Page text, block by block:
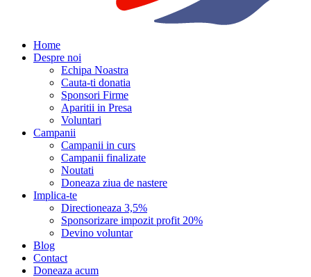
Home
Despre noi
Echipa Noastra
Cauta-ti donatia
Sponsori Firme
Aparitii in Presa
Voluntari
Campanii
Campanii in curs
Campanii finalizate
Noutati
Doneaza ziua de nastere
Implica-te
Directioneaza 3,5%
Sponsorizare impozit profit 20%
Devino voluntar
Blog
Contact
Doneaza acum